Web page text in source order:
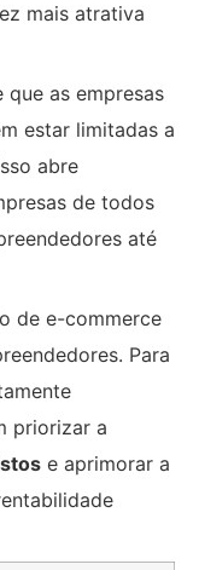
mais atrativa
as empresas
estar limitadas a
abre
de todos
até
de e-commerce
Para
priorizar a
e aprimorar a